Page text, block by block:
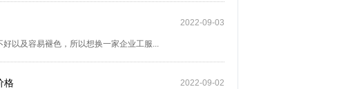
2022-09-03
以及容易褪色，所以想换一家企业工服...
2022-09-02
格